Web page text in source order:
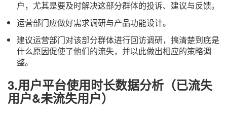
户，尤其是要及时解决这部分群体的投诉、建议与反馈。
运营部门应做好需求调研与产品功能设计。
建议运营部门对该部分群体进行回访调研，搞清楚到底是
什么原因促使了他们的流失，并以此做出相应的策略调
整。
3.用户平台使用时长数据分析（已流失
用户&未流失用户）